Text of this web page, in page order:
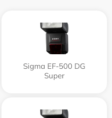
Sigma EF-500 DG
Super